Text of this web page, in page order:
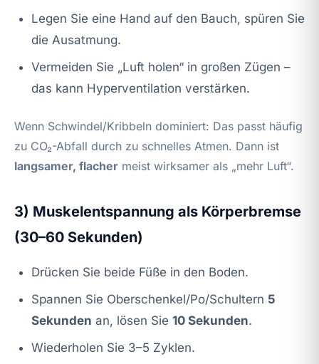
Legen Sie eine Hand auf den Bauch, spüren Sie
die Ausatmung.
Vermeiden Sie „Luft holen“ in großen Zügen –
das kann Hyperventilation verstärken.
Wenn Schwindel/Kribbeln dominiert: Das passt häufig
zu CO₂-Abfall durch zu schnelles Atmen. Dann ist
langsamer, flacher meist wirksamer als „mehr Luft“.
3) Muskelentspannung als Körperbremse
(30–60 Sekunden)
Drücken Sie beide Füße in den Boden.
Spannen Sie Oberschenkel/Po/Schultern 5
Sekunden an, lösen Sie 10 Sekunden.
Wiederholen Sie 3–5 Zyklen.